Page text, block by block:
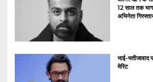
12 साल तक
अभिनेता
भाई-भतीजावाद
मेरिट